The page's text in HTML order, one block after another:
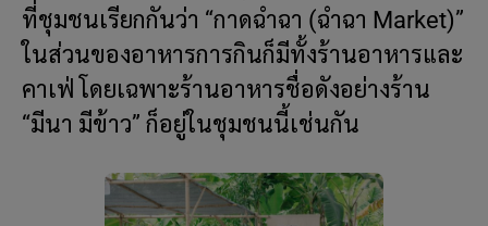
ที่ชุมชนเรียกกันว่า “กาดฉำฉา (ฉำฉา Market)”
ในส่วนของอาหารการกินก็มีทั้งร้านอาหารและ
คาเฟ่ โดยเฉพาะร้านอาหารชื่อดังอย่างร้าน
“มีนา มีข้าว” ก็อยู่ในชุมชนนี้เช่นกัน